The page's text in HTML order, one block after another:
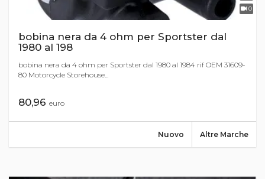
0
bobina nera da 4 ohm per Sportster dal
1980 al 198
bobina nera da 4 ohm per Sportster dal 1980 al 1984 rif OEM 31609-
80 Motorcycle Storehouse...
80,96 euro
Altre Marche
Nuovo